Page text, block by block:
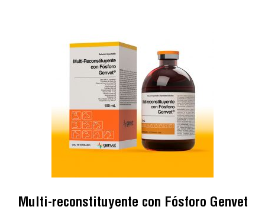
Multi-reconstituyente con Fósforo Genvet